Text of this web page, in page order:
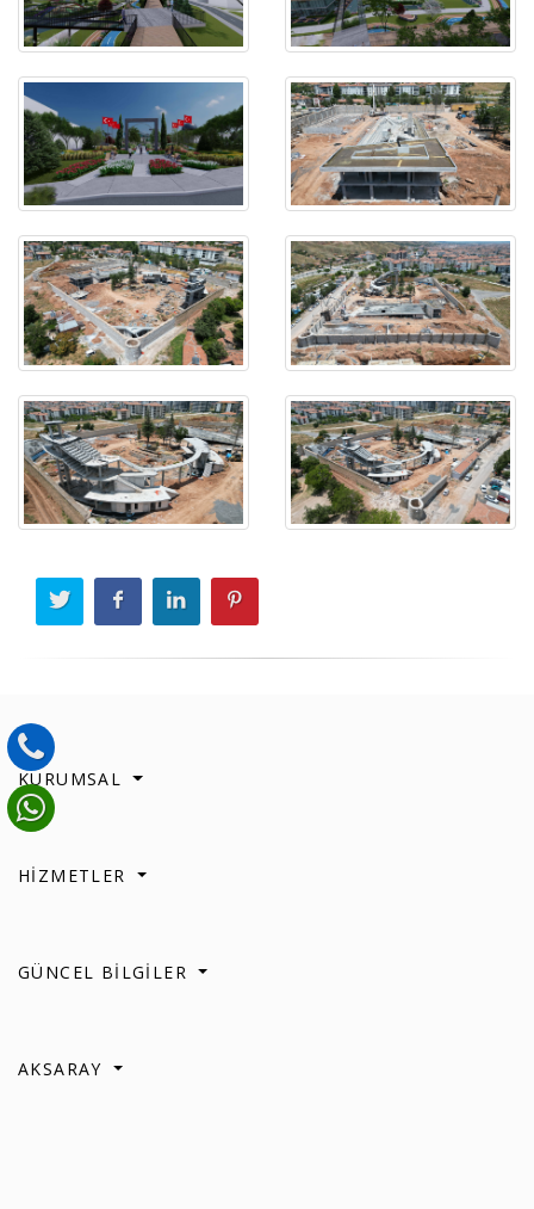
KURUMSAL
HİZMETLER
GÜNCEL BİLGİLER
AKSARAY